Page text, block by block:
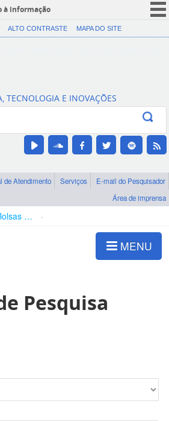
à informação
CORONAVÍRUS (COVID-19)
Canais
ALTO CONTRASTE MAPA DO SITE
TECNOLOGIA E INOVAÇÕES
de Atendimento Serviços
E-mail do Pesquisador
Área de imprensa
Bolsas e Auxílios Vigentes
MENU
Pesquisa